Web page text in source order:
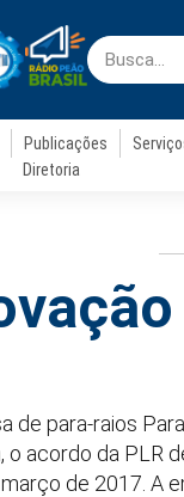
Publicações
Diretoria
de para-raios
o acordo da PLR
de 2017. A